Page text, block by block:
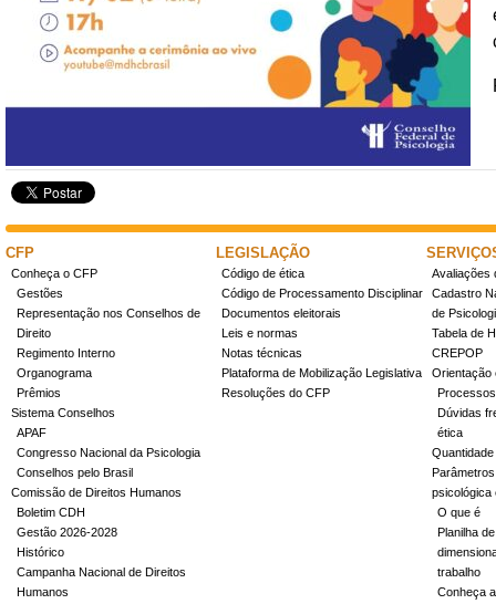
CFP
Conheça o CFP
Gestões
Representação nos Conselhos de
Direito
Regimento Interno
Organograma
Prêmios
Sistema Conselhos
APAF
Congresso Nacional da Psicologia
Conselhos pelo Brasil
Comissão de Direitos Humanos
Boletim CDH
Gestão 2026-2028
Histórico
Campanha Nacional de Direitos
Humanos
LEGISLAÇÃO
Código de ética
Código de Processamento Disciplinar
Documentos eleitorais
Leis e normas
Notas técnicas
Plataforma de Mobilização Legislativa
Resoluções do CFP
Avaliações
Cadastro
de
Tabela de
CREPOP
Orientação
Dúvidas
ética
psicológica
O que é
Planilha
trabalho
Conheça